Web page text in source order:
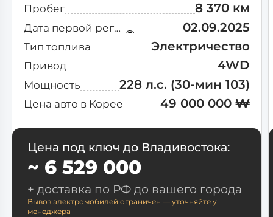
Пробег 8 370 км
Дата первой регистрации 02.09.2025
Тип топлива Электричество
Привод 4WD
Мощность 228 л.с. (30-мин 103)
Цена авто в Корее 49 000 000 ₩
Цена под ключ до Владивостока:
~ 6 529 000
+ доставка по РФ до вашего города
Вывоз электромобилей ограничен — уточняйте у
менеджера